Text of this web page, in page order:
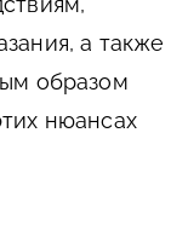
а также
образом
нюансах